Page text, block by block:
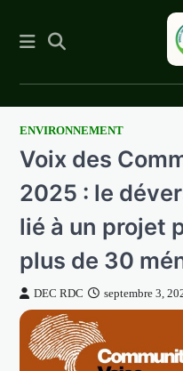
SkipENVIRONNEMENT
Voix des
2025 : le
lié à un projet
plus de 30
DEC RDC septembre 3,